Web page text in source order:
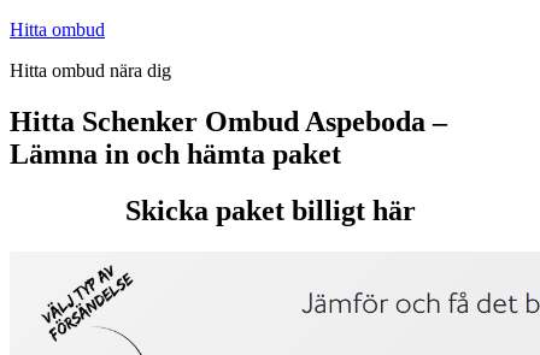
Hoppa
innehåll
Hitta ombud
Hitta ombud nära dig
Hitta Schenker Ombud Aspeboda –
Lämna in och hämta paket
Skicka paket billigt här